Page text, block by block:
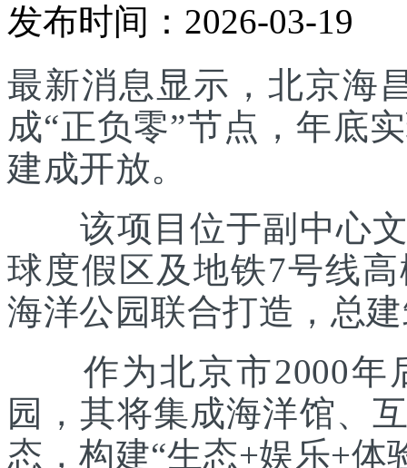
发布时间：2026-03-19
最新消息显示，北京海
成“正负零”节点，年底
建成开放。
该项目位于副中心文
球度假区及地铁7号线
海洋公园联合打造，总
作为北京市2000年
园，其将集成海洋馆、
态，构建“生态+娱乐+体